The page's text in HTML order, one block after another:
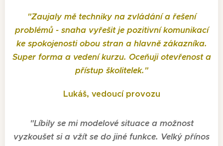
"Zaujaly mě techniky na zvládání a řešení
problémů - snaha vyřešit je pozitivní komunikací
ke spokojenosti obou stran a hlavně zákazníka.
Super forma a vedení kurzu. Oceňuji otevřenost a
přístup školitelek."
Lukáš, vedoucí provozu
"Líbily se mi modelové situace a možnost
vyzkoušet si a vžít se do jiné funkce. Velký přínos